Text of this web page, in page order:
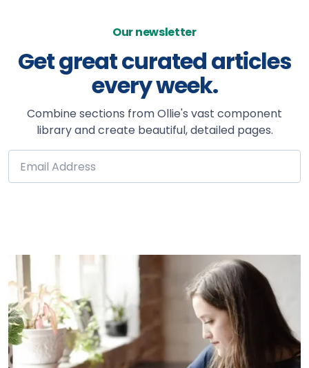
Our newsletter
Get great curated articles
every week.
Combine sections from Ollie's vast component
library and create beautiful, detailed pages.